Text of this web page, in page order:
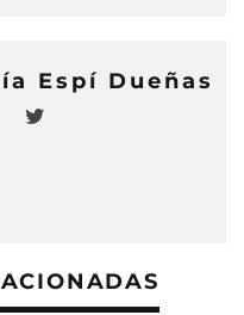
Espí Dueñas